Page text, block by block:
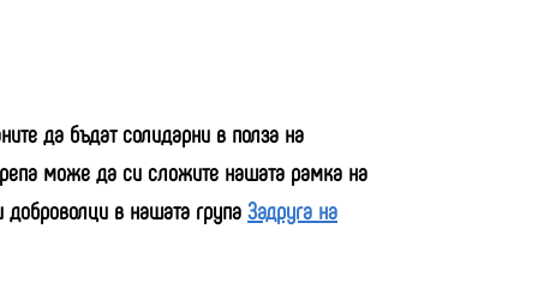
да бъдат солидарни в полза на
може да си сложите нашата рамка на
в нашата група Задруга на